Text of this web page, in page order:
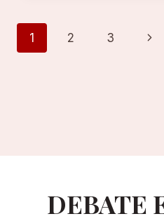
Navegación
1 2 3
Next
DEBATE